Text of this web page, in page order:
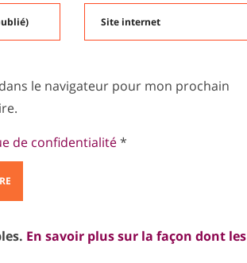
le navigateur pour mon prochain
de confidentialité*
En savoir plus sur la façon dont les